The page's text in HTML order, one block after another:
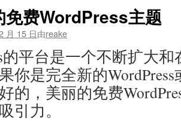
免费WordPress主题
月 15 日由reake
的平台是一个不断扩大
你是完全新的
的，美丽的免费
引力。